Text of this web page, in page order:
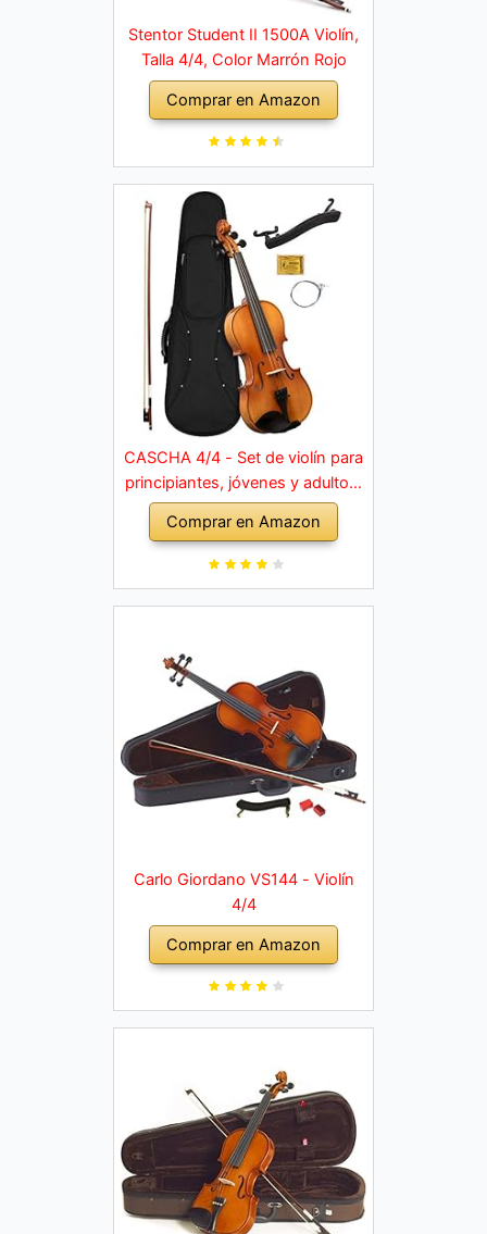
Stentor Student II 1500A Violín,
Talla 4/4, Color Marrón Rojo
Comprar en Amazon
CASCHA 4/4 - Set de violín para
principiantes, jóvenes y adultos,
violín macizo con arco, colofonia,
cuerdas de repuesto, soporte
para hombro, maletín, abeto
Comprar en Amazon
Carlo Giordano VS144 - Violín
4/4
Comprar en Amazon